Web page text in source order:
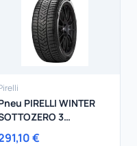
PIRELLI WINTER
3
255/40R20 101V
€